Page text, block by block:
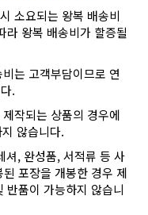
소요되는 왕복 배송비
라 왕복 배송비가 할증될
는 고객부담이므로 연
.
작되는 상품의 경우에
않습니다.
셔, 완성품, 서적류 등 사
포장을 개봉한 경우 제
반품이 가능하지 않습니